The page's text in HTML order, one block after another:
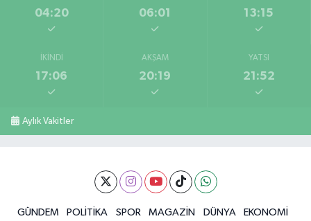
04:20 06:01 13:15
İKINDI
17:06
AKŞAM
20:19
YATSI
21:52
Aylık Vakitler
GÜNDEM POLİTİKA SPOR MAGAZİN DÜNYA
EKONOMİ